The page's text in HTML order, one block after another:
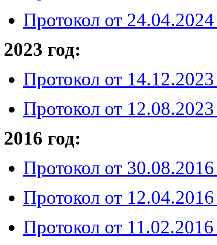
Протокол от 24.04.2024
2023 год:
Протокол от 14.12.2023
Протокол от 12.08.2023
2016 год:
Протокол от 30.08.2016
Протокол от 12.04.2016
Протокол от 11.02.2016